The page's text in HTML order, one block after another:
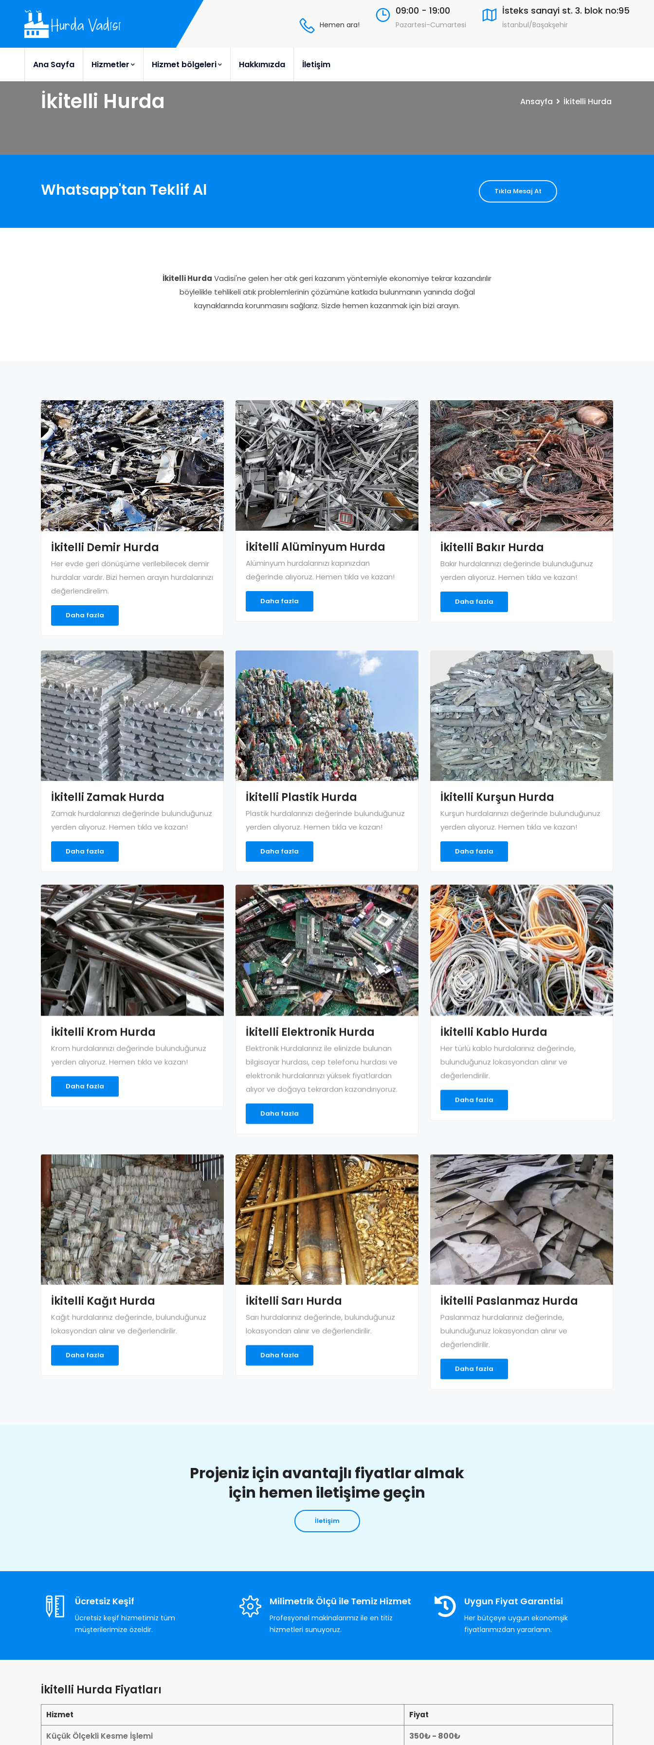
Hemen ara!
09:00 - 19:00
Pazartesi-Cumartesi
İsteks sanayi st. 3. blok no:95
İstanbul/Başakşehir
Ana Sayfa Hizmetler Hizmet bölgeleri Hakkımızda İletişim
İkitelli Hurda Ansayfa İkitelli Hurda
Whatsapp'tan Teklif Al Tıkla Mesaj At
İkitelli Hurda Vadisi'ne gelen her atık geri kazanım yöntemiyle ekonomiye tekrar kazandırılır
böylelikle tehlikeli atık problemlerinin çözümüne katkıda bulunmanın yanında doğal
kaynaklarında korunmasını sağlarız. Sizde hemen kazanmak için bizi arayın.
İkitelli Demir Hurda
Her evde geri dönüşüme verilebilecek demir
hurdalar vardır. Bizi hemen arayın hurdalarınızı
değerlendirelim.
Daha fazla
İkitelli Alüminyum Hurda
Alüminyum hurdalarınızı kapınızdan
değerinde alıyoruz. Hemen tıkla ve kazan!
Daha fazla
İkitelli Bakır Hurda
Bakır hurdalarınızı değerinde bulunduğunuz
yerden alıyoruz. Hemen tıkla ve kazan!
Daha fazla
İkitelli Zamak Hurda
Zamak hurdalarınızı değerinde bulunduğunuz
yerden alıyoruz. Hemen tıkla ve kazan!
Daha fazla
İkitelli Plastik Hurda
Plastik hurdalarınızı değerinde bulunduğunuz
yerden alıyoruz. Hemen tıkla ve kazan!
Daha fazla
İkitelli Kurşun Hurda
Kurşun hurdalarınızı değerinde bulunduğunuz
yerden alıyoruz. Hemen tıkla ve kazan!
Daha fazla
İkitelli Krom Hurda
Krom hurdalarınızı değerinde bulunduğunuz
yerden alıyoruz. Hemen tıkla ve kazan!
Daha fazla
İkitelli Elektronik Hurda
Elektronik Hurdalarınız ile elinizde bulunan
bilgisayar hurdası, cep telefonu hurdası ve
elektronik hurdalarınızı yüksek fiyatlardan
alıyor ve doğaya tekrardan kazandırıyoruz.
Daha fazla
İkitelli Kablo Hurda
Her türlü kablo hurdalarınız değerinde,
bulunduğunuz lokasyondan alınır ve
değerlendirilir.
Daha fazla
İkitelli Kağıt Hurda
Kağıt hurdalarınız değerinde, bulunduğunuz
lokasyondan alınır ve değerlendirilir.
Daha fazla
İkitelli Sarı Hurda
Sarı hurdalarınız değerinde, bulunduğunuz
lokasyondan alınır ve değerlendirilir.
Daha fazla
İkitelli Paslanmaz Hurda
Paslanmaz hurdalarınız değerinde,
bulunduğunuz lokasyondan alınır ve
değerlendirilir.
Daha fazla
Projeniz için avantajlı fiyatlar almak
için hemen iletişime geçin
İletişim
Ücretsiz Keşif
Ücretsiz keşif hizmetimiz tüm
müşterilerimize özeldir.
Milimetrik Ölçü ile Temiz Hizmet
Profesyonel makinalarımız ile en titiz
hizmetleri sunuyoruz.
Uygun Fiyat Garantisi
Her bütçeye uygun ekonomşik
fiyatlarımızdan yararlanın.
İkitelli Hurda Fiyatları
Hizmet Fiyat
Küçük Ölçekli Kesme İşlemi 350₺ - 800₺